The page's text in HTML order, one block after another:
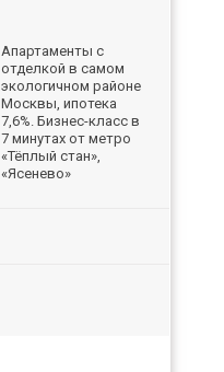
Апартаменты с
отделкой в самом
экологичном районе
Москвы, ипотека
7,6%. Бизнес-класс в
7 минутах от метро
«Тёплый стан»,
«Ясенево»